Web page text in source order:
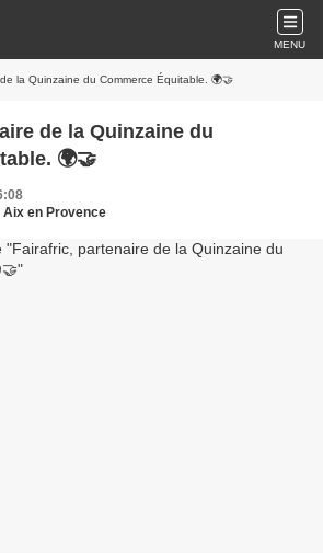
MENU
la Quinzaine du Commerce Équitable. 🌍🤝
de la Quinzaine du
🌍🤝
en Provence